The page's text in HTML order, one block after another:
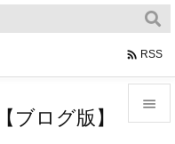

 RSS
ブログ版】